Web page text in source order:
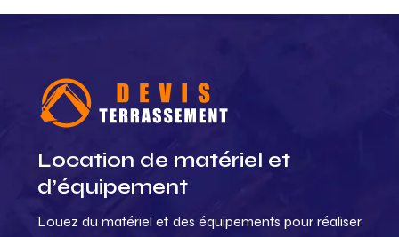
Location de matériel et
d’équipement
Louez du matériel et des équipements pour réaliser